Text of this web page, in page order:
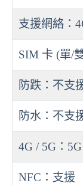
支援網絡：
SIM 卡 (單/
防跌：不支
防水：不支
4G / 5G：5G
NFC：支援